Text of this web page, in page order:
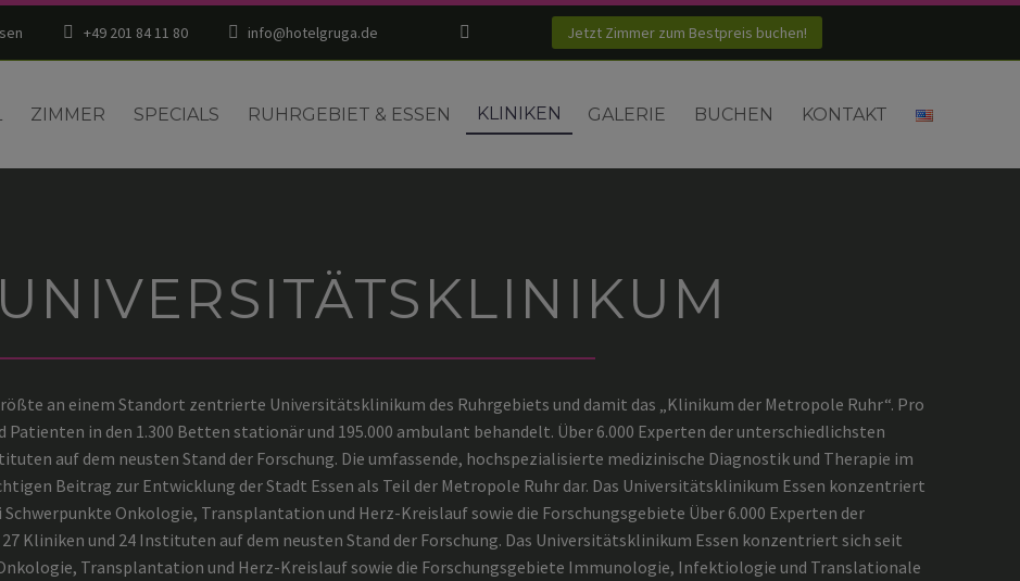
+49 201 84 11 80 info@hotelgruga.de Jetzt Zimmer zum Bestpreis buchen!
ZIMMER SPECIALS RUHRGEBIET & ESSEN KLINIKEN GALERIE BUCHEN KONTAKT
an einem Standort zentrierte Universitätsklinikum des Ruhrgebiets und damit das „Klinikum der Metropole Ruhr“. Pro
Patienten in den 1.300 Betten stationär und 195.000 ambulant behandelt. Über 6.000 Experten der unterschiedlichsten
auf dem neusten Stand der Forschung. Die umfassende, hochspezialisierte medizinische Diagnostik und Therapie im
Beitrag zur Entwicklung der Stadt Essen als Teil der Metropole Ruhr dar. Das Universitätsklinikum Essen konzentriert
Onkologie, Transplantation und Herz-Kreislauf sowie die Forschungsgebiete Über 6.000 Experten der
Kliniken und 24 Instituten auf dem neusten Stand der Forschung. Das Universitätsklinikum Essen konzentriert sich seit
Transplantation und Herz-Kreislauf sowie die Forschungsgebiete Immunologie, Infektiologie und Translationale